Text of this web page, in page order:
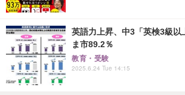
英語力上昇、中3「英検3級
ま市89.2％
教育・受験
2025.6.24 Tue 14:15